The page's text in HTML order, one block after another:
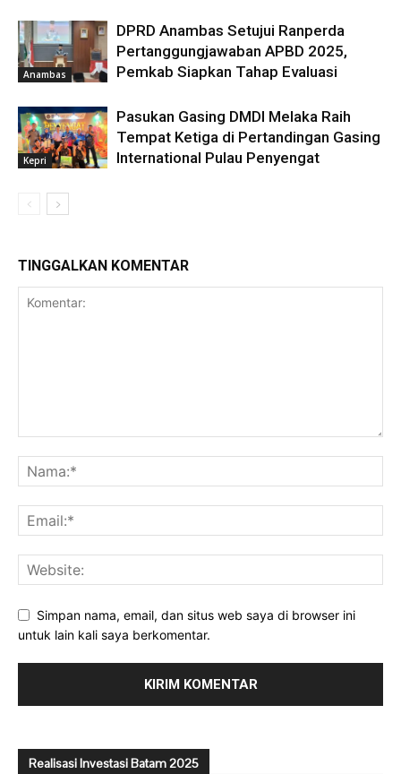
Anambas
DPRD Anambas Setujui Ranperda
Pertanggungjawaban APBD 2025,
Pemkab Siapkan Tahap Evaluasi
Kepri
Pasukan Gasing DMDI Melaka Raih
Tempat Ketiga di Pertandingan Gasing
International Pulau Penyengat
TINGGALKAN KOMENTAR
Simpan nama, email, dan situs web saya di browser ini
untuk lain kali saya berkomentar.
Realisasi Investasi Batam 2025